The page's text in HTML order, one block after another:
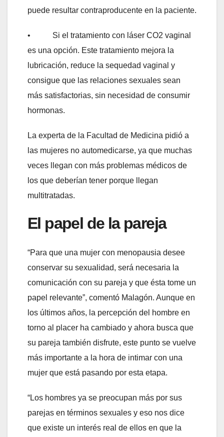
puede resultar contraproducente en la paciente.
• Si el tratamiento con láser CO2 vaginal
es una opción. Este tratamiento mejora la
lubricación, reduce la sequedad vaginal y
consigue que las relaciones sexuales sean
más satisfactorias, sin necesidad de consumir
hormonas.
La experta de la Facultad de Medicina pidió a
las mujeres no automedicarse, ya que muchas
veces llegan con más problemas médicos de
los que deberían tener porque llegan
multitratadas.
El papel de la pareja
“Para que una mujer con menopausia desee
conservar su sexualidad, será necesaria la
comunicación con su pareja y que ésta tome un
papel relevante”, comentó Malagón. Aunque en
los últimos años, la percepción del hombre en
torno al placer ha cambiado y ahora busca que
su pareja también disfrute, este punto se vuelve
más importante a la hora de intimar con una
mujer que está pasando por esta etapa.
“Los hombres ya se preocupan más por sus
parejas en términos sexuales y eso nos dice
que existe un interés real de ellos en que la